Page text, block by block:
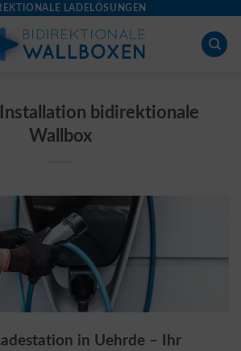
LADELÖSUNGEN
bidirektionale
Wallbox
in Uehrde – Ihr